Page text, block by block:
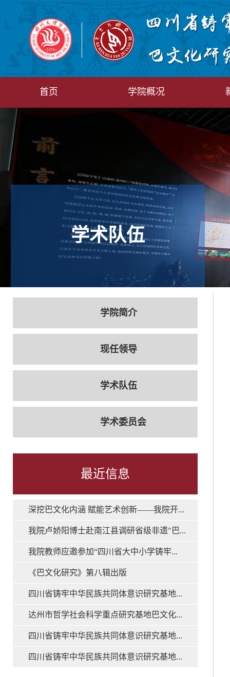
首页 学院概况
学术队伍
学院简介
现任领导
学术队伍
学术委员会
最近信息
深挖巴文化内涵 赋能艺术创新——我院开...
我院卢娇阳博士赴南江县调研省级非遗"巴...
我院教师应邀参加“四川省大中小学铸牢...
《巴文化研究》第八辑出版
四川省铸牢中华民族共同体意识研究基地...
达州市哲学社会科学重点研究基地巴文化...
四川省铸牢中华民族共同体意识研究基地...
四川省铸牢中华民族共同体意识研究基地...